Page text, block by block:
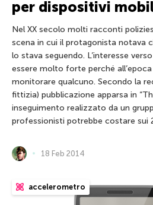
per dispositivi
Nel XX secolo molti racconti
scena in cui il protagonista notava
lo stava seguendo. L’interesse
essere molto forte perché
monitorare qualcuno. Secondo la
fittizia) pubblicazione apparsa in
inseguimento realizzato da un
professionisti potrebbe costare sui
18 Feb 2014
accelerometro